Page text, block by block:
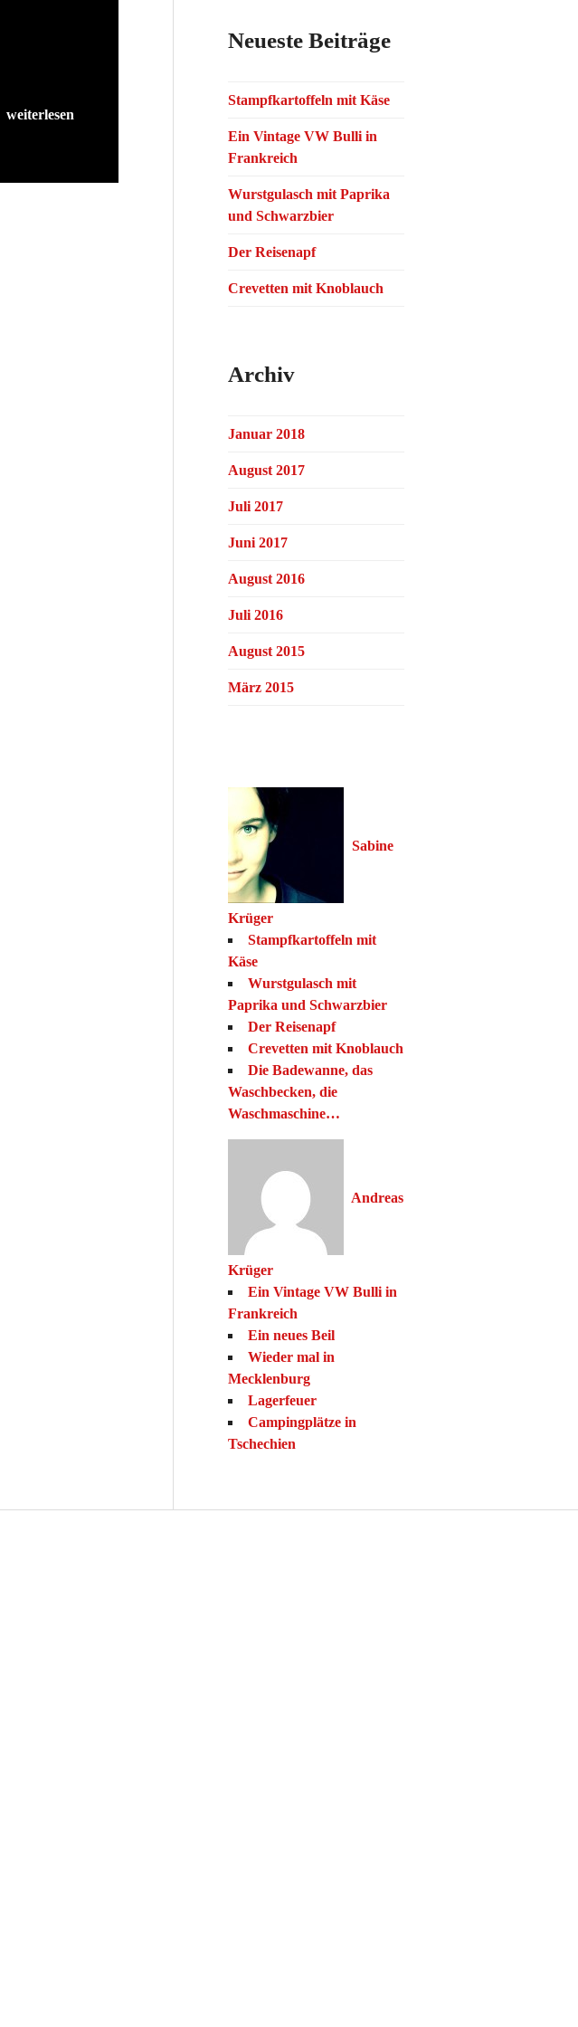
Wieder mal in Mecklenburg
weiterlesen
c
Neueste Beiträge
Stampfkartoffeln mit Käse
Ein Vintage VW Bulli in
Frankreich
Wurstgulasch mit Paprika
und Schwarzbier
Der Reisenapf
Crevetten mit Knoblauch
Archiv
Januar 2018
August 2017
Juli 2017
Juni 2017
August 2016
Juli 2016
August 2015
März 2015
Sabine
Krüger
Stampfkartoffeln mit
Käse
Wurstgulasch mit
Paprika und Schwarzbier
Der Reisenapf
Crevetten mit Knoblauch
Die Badewanne, das
Waschbecken, die
Waschmaschine…
Andreas
Krüger
Ein Vintage VW Bulli in
Frankreich
Ein neues Beil
Wieder mal in
Mecklenburg
Lagerfeuer
Campingplätze in
Tschechien